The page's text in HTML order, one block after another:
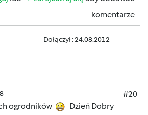
komentarze
Dołączył : 24.08.2012
#20
ogrodników
Dzień Dobry